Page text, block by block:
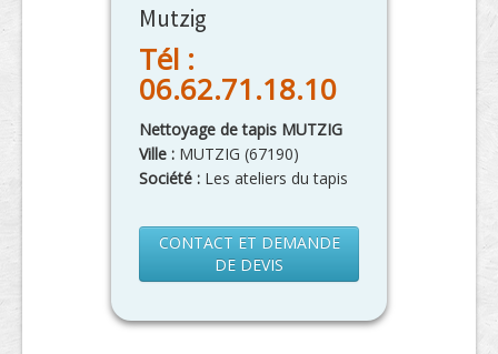
Mutzig
Tél :
06.62.71.18.10
Nettoyage de tapis MUTZIG
Ville : MUTZIG (67190)
Société : Les ateliers du tapis
CONTACT ET DEMANDE
DE DEVIS